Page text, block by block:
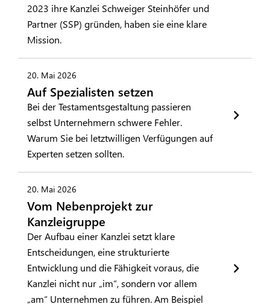
2023 ihre Kanzlei Schweiger Steinhöfer und
Partner (SSP) gründen, haben sie eine klare
Mission.
20. Mai 2026
Auf Spezialisten setzen
Bei der Testamentsgestaltung passieren
selbst Unternehmern schwere Fehler.
Warum Sie bei letztwilligen Verfügungen auf
Experten setzen sollten.
20. Mai 2026
Vom Nebenprojekt zur
Kanzleigruppe
Der Aufbau einer Kanzlei setzt klare
Entscheidungen, eine strukturierte
Entwicklung und die Fähigkeit voraus, die
Kanzlei nicht nur „im“, sondern vor allem
„am“ Unternehmen zu führen. Am Beispiel